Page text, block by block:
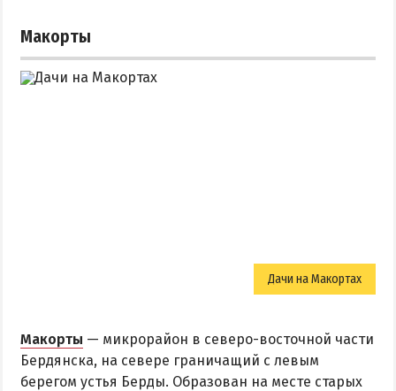
Макорты
Дачи на Макортах
Макорты — микрорайон в северо-восточной части
Бердянска, на севере граничащий с левым
берегом устья Берды. Образован на месте старых